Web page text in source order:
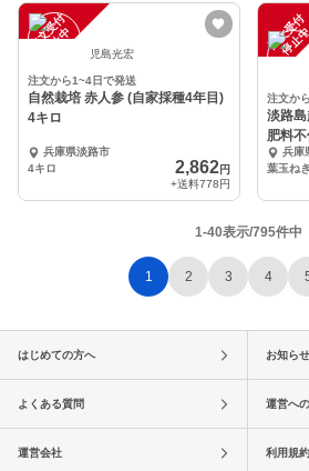
注
文
受
付
停
止
中 児島光宏
注文から1~4日で発送
自然栽培 赤人参 (自家採種4年目)
4キロ
兵庫県淡路市
4キロ
2,862円
+送料778円
注
文
受
付
停
止
注文か
淡路
肥料
兵庫
葉玉ね
1-40表示/795件中
1 2 3 4
はじめての方へ お知らせ
よくある質問 運営へ
運営会社 利用規約